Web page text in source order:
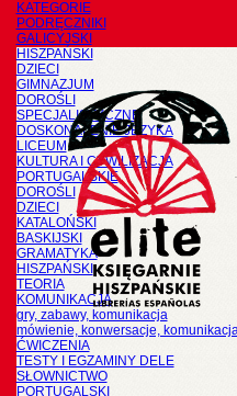
KATEGORIE
PODRĘCZNIKI
GALICYJSKI
HISZPAŃSKI
DZIECI
GIMNAZJUM
DOROŚLI
SPECJALISTYCZNE
DOSKONALENIE JĘZYKA
LICEUM
KULTURA I CYWILIZACJA
PORTUGALSKIE
DOROŚLI
DZIECI
KATALOŃSKI
BASKIJSKI
GRAMATYKA
HISZPAŃSKI
TEORIA
KOMUNIKACJA
gry, zabawy, komunikacja
mówienie, konwersacje,
ĆWICZENIA
TESTY I EGZAMINY DELE
SŁOWNICTWO
PORTUGALSKI